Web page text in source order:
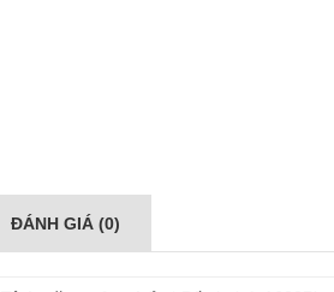
ĐÁNH GIÁ (0)